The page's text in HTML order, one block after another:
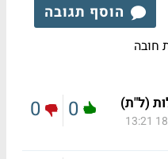
הוסף תגובה
חובה
(ל"ת) 0
0